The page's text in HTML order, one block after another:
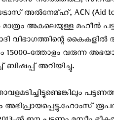
ACN (Aid to
അകലെയുള്ള മഹീൻ
വിഭാഗത്തിന്റെ
15000-ത്തോളം വരുന്ന
അറിയിച്ചു.